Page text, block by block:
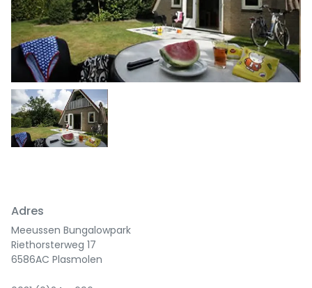
Adres
Meeussen Bungalowpark
Riethorsterweg 17
6586AC Plasmolen